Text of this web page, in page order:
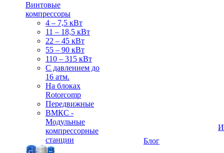
Винтовые
компрессоры
4 – 7,5 кВт
11 – 18,5 кВт
22 – 45 кВт
55 – 90 кВт
110 – 315 кВт
С давлением до
16 атм.
На блоках
Rotorcomp
Передвижные
ВМКС -
Модульные
компрессорные
станции
Блог